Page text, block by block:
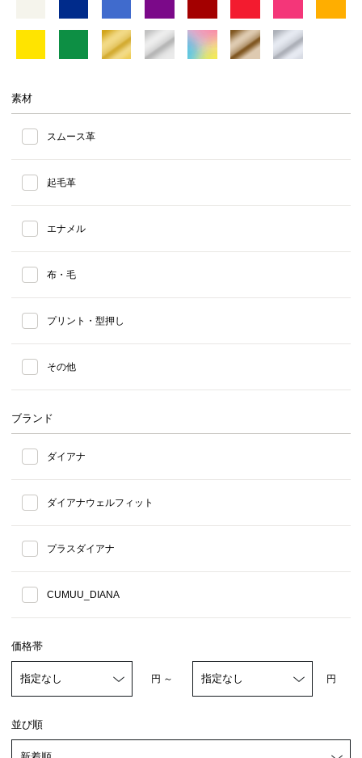
素材
スムース革
起毛革
エナメル
布・毛
プリント・型押し
その他
ブランド
ダイアナ
ダイアナウェルフィット
プラスダイアナ
CUMUU_DIANA
価格帯
円 ～ 円
並び順